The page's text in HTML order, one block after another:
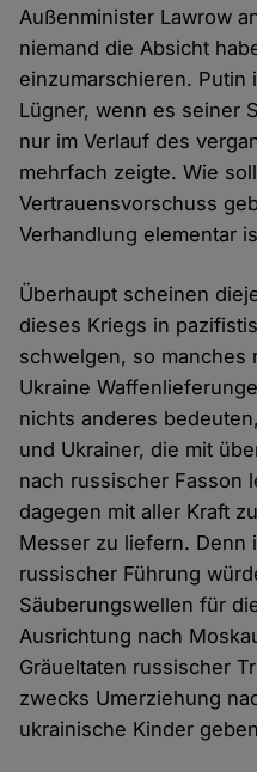
Außenminister Lawrow
niemand die Absicht
einzumarschieren. Putin
Lügner, wenn es seiner
nur im Verlauf des
mehrfach zeigte. Wie
Vertrauensvorschuss
Verhandlung elementar
Überhaupt scheinen
dieses Kriegs in
schwelgen, so manches
Ukraine
nichts anderes
und Ukrainer, die mit
nach russischer Fasson
dagegen mit aller Kraft
Messer zu liefern. Denn
russischer Führung
Säuberungswellen für
Ausrichtung nach
Gräueltaten russischer
zwecks Umerziehung
ukrainische Kinder